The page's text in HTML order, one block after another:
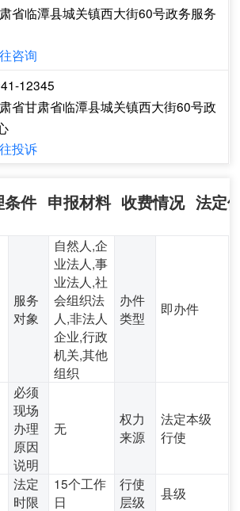
省临潭县城关镇西大街60号政务服务
咨询
12345
省甘肃省临潭县城关镇西大街60号政
投诉
条件 申报材料 收费情况 法定
服务
对象
自然人,企
业法人,事
业法人,社
会组织法
人,非法人
企业,行政
机关,其他
组织
办件
类型
即办件
必须
现场
办理
原因
说明
无
权力
来源
法定本级
行使
法定
时限
15个工作
日
行使
层级
县级